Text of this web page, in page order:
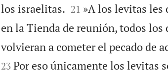
los israelitas.
21 »A los levitas les
en la Tienda de reunión, todos los
volvieran a cometer el pecado de
23 Por eso únicamente los levitas